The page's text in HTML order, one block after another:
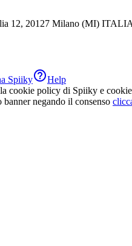
12, 20127 Milano (MI)
SpiikyHelp
cookie policy di Spiiky e
banner negando il consenso